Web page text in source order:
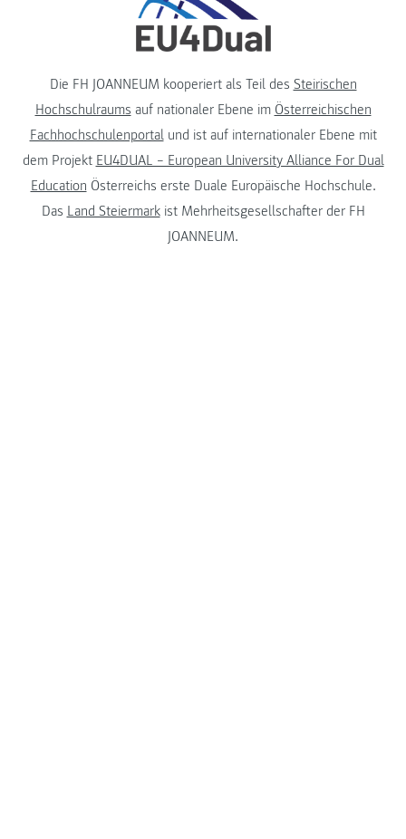
Die FH JOANNEUM kooperiert als Teil des Steirischen
Hochschulraums auf nationaler Ebene im Österreichischen
Fachhochschulenportalund ist auf internationaler Ebene mit
dem Projekt EU4DUAL – European University Alliance For Dual
Education Österreichs erste Duale Europäische Hochschule.
Das Land Steiermarkist Mehrheitsgesellschafter der FH
JOANNEUM.